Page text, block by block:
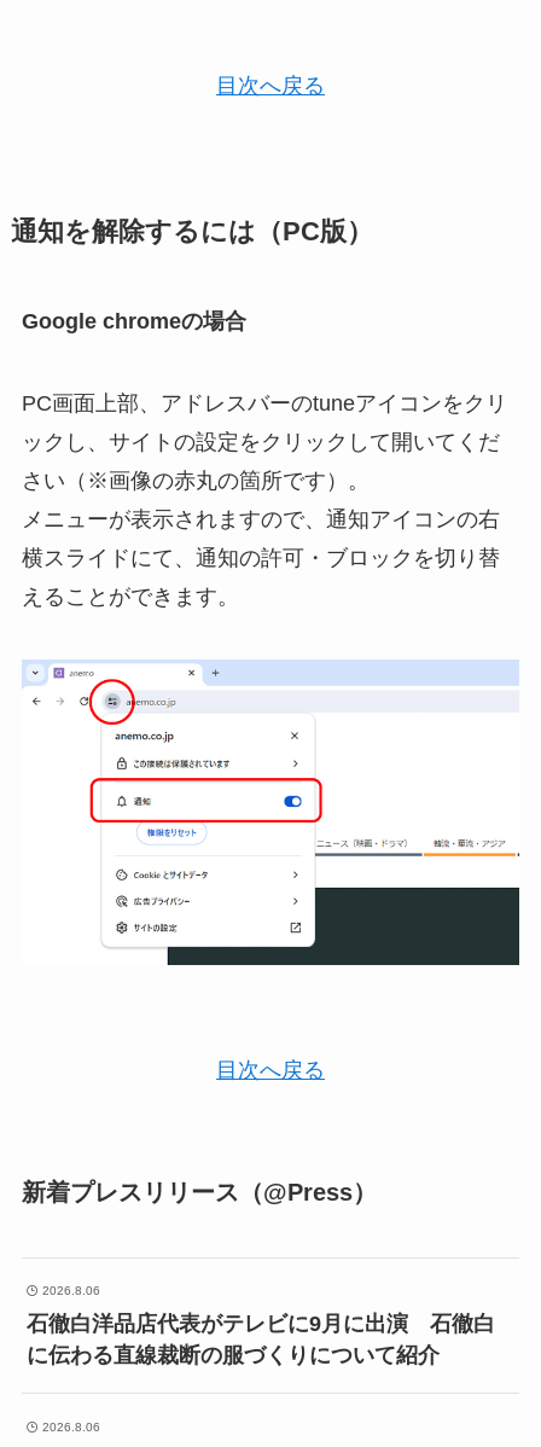
目次へ戻る
通知を解除するには（PC版）
Google chromeの場合
PC画面上部、アドレスバーのtuneアイコンをクリ
ックし、サイトの設定をクリックして開いてくだ
さい（※画像の赤丸の箇所です）。
メニューが表示されますので、通知アイコンの右
横スライドにて、通知の許可・ブロックを切り替
えることができます。
目次へ戻る
新着プレスリリース（@Press）
2026.8.06
石徹白洋品店代表がテレビに9月に出演 石徹白
に伝わる直線裁断の服づくりについて紹介
2026.8.06